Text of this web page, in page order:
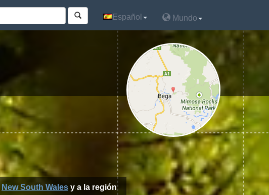
Español Mundo
New South Wales y a la región
Español Mundo